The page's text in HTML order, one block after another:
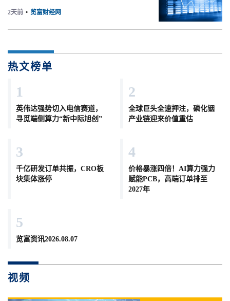
2天前 • 览富财经网
热文榜单
1
英伟达强势切入电信赛道，
寻觅端侧算力“新中际旭创”
2
全球巨头全速押注，磷化铟
产业链迎来价值重估
3
千亿研发订单共振，CRO板
块集体涨停
4
价格暴涨四倍！AI算力强力
赋能PCB，高端订单排至
2027年
5
览富资讯2026.08.07
视频